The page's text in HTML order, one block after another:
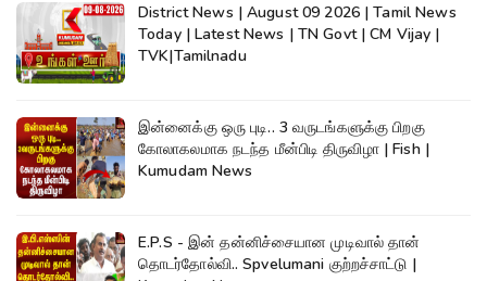
District News | August 09 2026 | Tamil News
Today | Latest News | TN Govt | CM Vijay |
TVK|Tamilnadu
இன்னைக்கு ஒரு புடி.. 3 வருடங்களுக்கு பிறகு
கோலாகலமாக நடந்த மீன்பிடி திருவிழா | Fish |
Kumudam News
E.P.S - இன் தன்னிச்சையான முடிவால் தான்
தொடர்தோல்வி.. Spvelumani குற்றச்சாட்டு |